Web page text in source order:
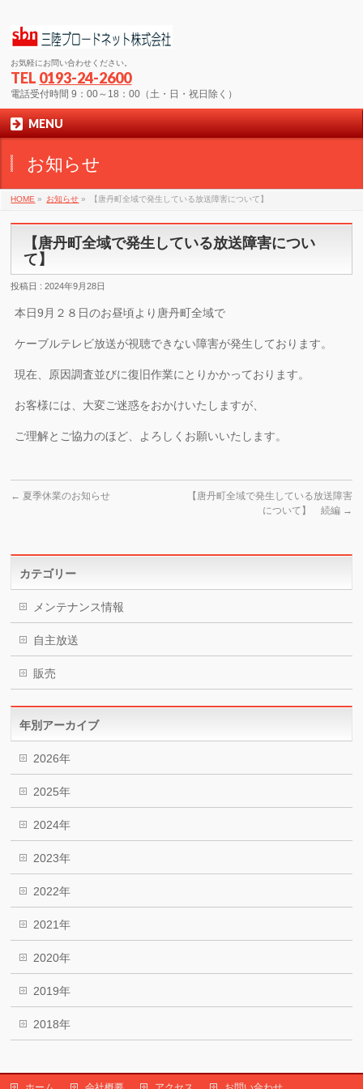
お気軽にお問い合わせください。
TEL 0193-24-2600
電話受付時間 9：00～18：00（土・日・祝日除く）
MENU
お知らせ
HOME » お知らせ » 【唐丹町全域で発生している放送障害について】
【唐丹町全域で発生している放送障害につい
て】
投稿日 : 2024年9月28日
本日9月２８日のお昼頃より唐丹町全域で
ケーブルテレビ放送が視聴できない障害が発生しております。
現在、原因調査並びに復旧作業にとりかかっております。
お客様には、大変ご迷惑をおかけいたしますが、
ご理解とご協力のほど、よろしくお願いいたします。
← 夏季休業のお知らせ
【唐丹町全域で発生している放送障害
について】 続編 →
カテゴリー
メンテナンス情報
自主放送
販売
年別アーカイブ
2026年
2025年
2024年
2023年
2022年
2021年
2020年
2019年
2018年